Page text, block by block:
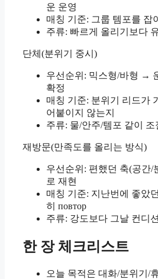
운 운영
매칭 기준: 그룹 템포를 잡
주류: 빠르게 올리기보다
단체(분위기 중시)
우선순위: 믹스형/바형 →
확정
매칭 기준: 분위기 리드가
어붙이지 않는지
주류: 물/안주/템포 같이 조
재방문(만족도를 올리는 방식)
우선순위: 편했던 축(공간/
로 재현
매칭 기준: 지난번에 좋았
히 повтор
주류: 강도보다 그날 컨디
한 장 체크리스트
오늘 목적은 대화/분위기/